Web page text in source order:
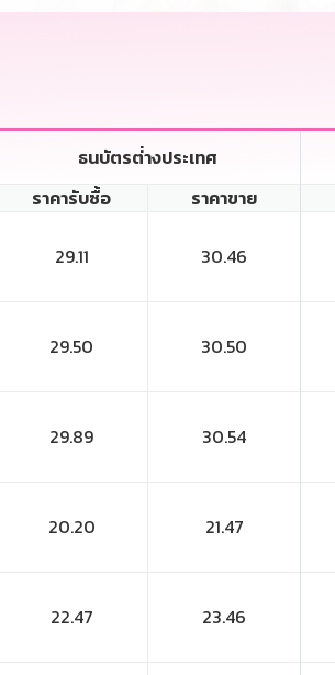
ธนบัตรต่่างประเทศ
ราคารับซื้อ
ราคาขาย
29.11 30.46
29.50 30.50
29.89 30.54
20.20 21.47
22.47 23.46